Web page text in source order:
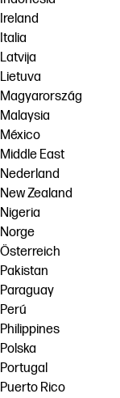
Ireland
Italia
Latvija
Lietuva
Magyarország
Malaysia
México
Middle East
Nederland
New Zealand
Nigeria
Norge
Österreich
Pakistan
Paraguay
Perú
Philippines
Polska
Portugal
Puerto Rico